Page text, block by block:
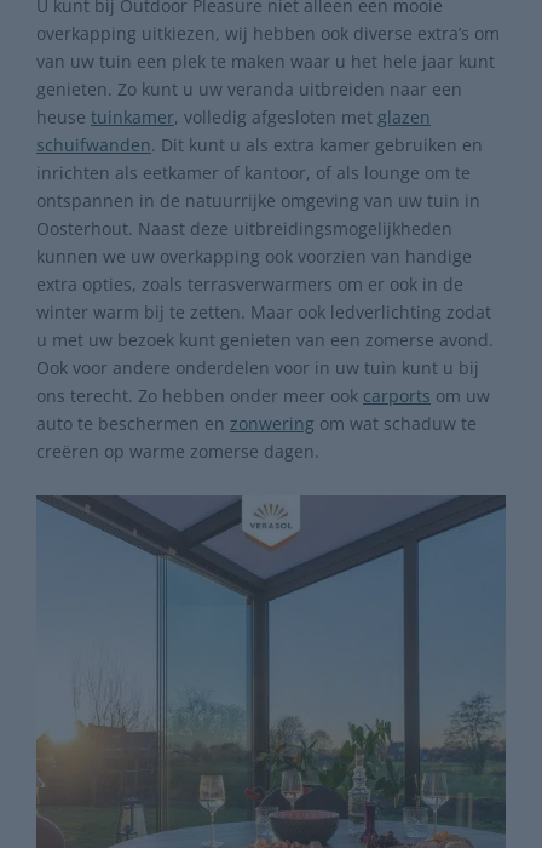
U kunt bij Outdoor Pleasure niet alleen een mooie
overkapping uitkiezen, wij hebben ook diverse extra’s om
van uw tuin een plek te maken waar u het hele jaar kunt
genieten. Zo kunt u uw veranda uitbreiden naar een
heuse tuinkamer, volledig afgesloten met glazen
schuifwanden. Dit kunt u als extra kamer gebruiken en
inrichten als eetkamer of kantoor, of als lounge om te
ontspannen in de natuurrijke omgeving van uw tuin in
Oosterhout. Naast deze uitbreidingsmogelijkheden
kunnen we uw overkapping ook voorzien van handige
extra opties, zoals terrasverwarmers om er ook in de
winter warm bij te zetten. Maar ook ledverlichting zodat
u met uw bezoek kunt genieten van een zomerse avond.
Ook voor andere onderdelen voor in uw tuin kunt u bij
ons terecht. Zo hebben onder meer ook carports om uw
auto te beschermen en zonwering om wat schaduw te
creëren op warme zomerse dagen.